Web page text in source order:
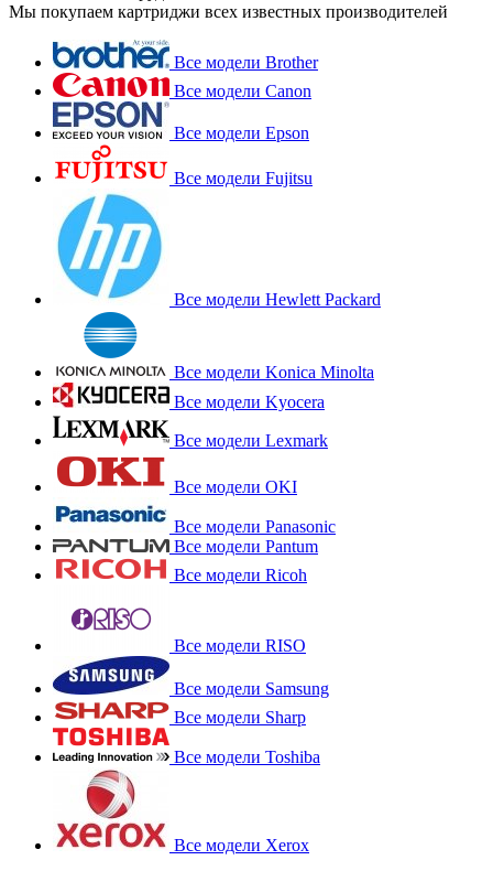
Мы покупаем картриджи всех известных производителей
Все модели Brother
Все модели Canon
Все модели Epson
Все модели Fujitsu
Все модели Hewlett Packard
Все модели Konica Minolta
Все модели Kyocera
Все модели Lexmark
Все модели OKI
Все модели Panasonic
Все модели Pantum
Все модели Ricoh
Все модели RISO
Все модели Samsung
Все модели Sharp
Все модели Toshiba
Все модели Xerox